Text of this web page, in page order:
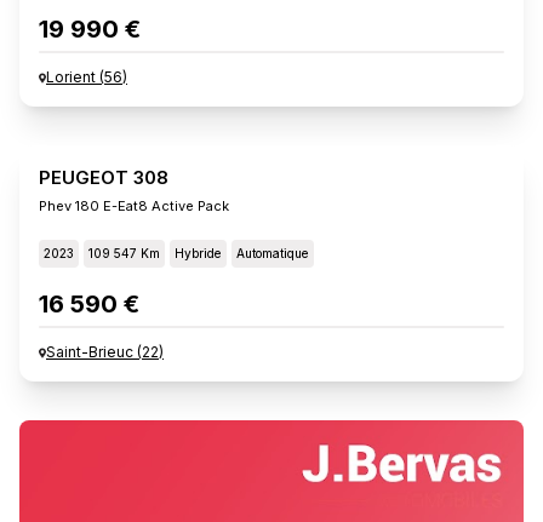
19 990 €
Lorient (56)
PEUGEOT 308
Phev 180 E-Eat8 Active Pack
2023 109 547 Km Hybride Automatique
16 590 €
Saint-Brieuc (22)